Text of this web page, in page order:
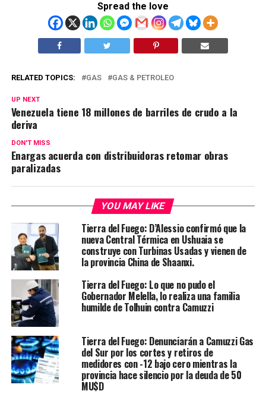
Spread the love
RELATED TOPICS: GAS GAS & PETROLEO
UP NEXT
Venezuela tiene 18 millones de barriles de crudo a la
deriva
DON'T MISS
Enargas acuerda con distribuidoras retomar obras
paralizadas
YOU MAY LIKE
Tierra del Fuego: D’Alessio confirmó que la
nueva Central Térmica en Ushuaia se
construye con Turbinas Usadas y vienen de
la provincia China de Shaanxi.
Tierra del Fuego: Lo que no pudo el
Gobernador Melella, lo realiza una familia
humilde de Tolhuin contra Camuzzi
Tierra del Fuego: Denunciarán a Camuzzi Gas
del Sur por los cortes y retiros de
medidores con -12 bajo cero mientras la
provincia hace silencio por la deuda de 50
MU$D